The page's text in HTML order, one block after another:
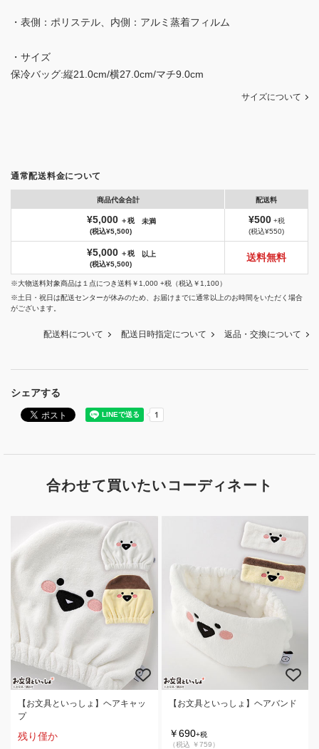
シェアする
・表側：ポリステル、内側：アルミ蒸着フィルム
・サイズ
保冷バッグ:縦21.0cm/横27.0cm/マチ9.0cm
サイズについて
通常配送料金について
商品代金合計 配送料
¥5,000 ＋税
(税込¥5,500)
未満 ¥500+税
(税込¥550)
¥5,000 ＋税
(税込¥5,500)
以上 送料無料
※大物送料対象商品は１点につき送料￥1,000 +税（税込￥1,100）
※土日・祝日は配送センターが休みのため、お届けまでに通常以上のお時間をいただく場合
がございます。
配送料について 配送日時指定について 返品・交換について
合わせて買いたいコーディネート
【お文具といっしょ】ヘアキャッ
プ
残り僅か
【お文具といっしょ】ヘアバンド
￥690+税
（税込 ￥759）